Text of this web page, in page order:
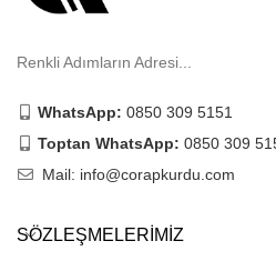
Renkli Adımların Adresi...
WhatsApp: 0850 309 5151
Toptan WhatsApp: 0850 309
Mail: info@corapkurdu.com
SÖZLEŞMELERIMIZ